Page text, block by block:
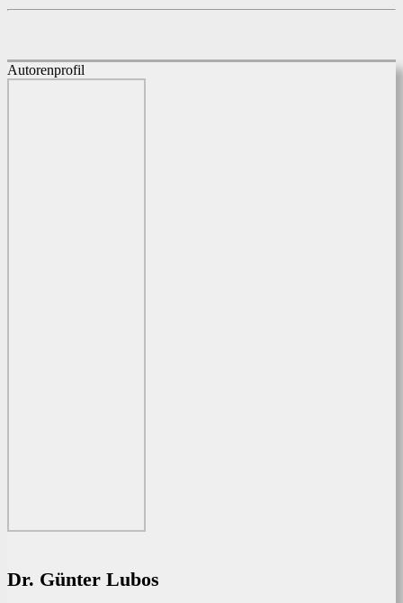
Autorenprofil
Dr. Günter Lubos